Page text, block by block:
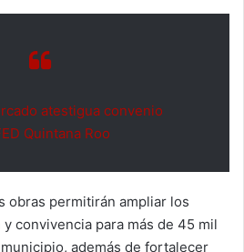
atestigua convenio
Quintana Roo
obras permitirán ampliar los
convivencia para más de 45 mil
además de fortalecer